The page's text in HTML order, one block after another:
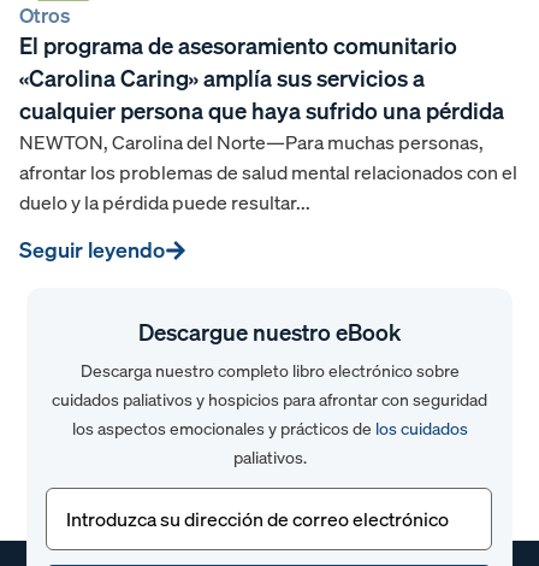
Otros
El programa de asesoramiento comunitario
«Carolina Caring» amplía sus servicios a
cualquier persona que haya sufrido una pérdida
NEWTON, Carolina del Norte—Para muchas personas,
afrontar los problemas de salud mental relacionados con el
duelo y la pérdida puede resultar...
Seguir leyendo
Descargue nuestro eBook
Descarga nuestro completo libro electrónico sobre
cuidados paliativos y hospicios para afrontar con seguridad
los aspectos emocionales y prácticos de los cuidados
paliativos.
Correo
electrónico(Obligatorio)